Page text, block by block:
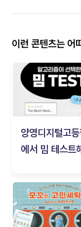
이런 콘텐츠는 어
양영디지털고
에서 밈 테스트